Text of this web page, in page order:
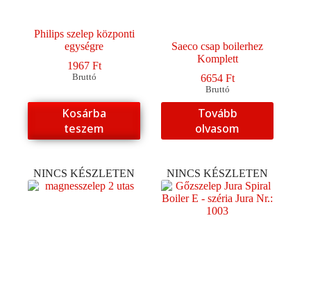
Philips szelep központi
egységre
1967 Ft
Bruttó
Kosárba
teszem
Saeco csap boilerhez
Komplett
6654 Ft
Bruttó
Tovább
olvasom
NINCS KÉSZLETEN NINCS KÉSZLETEN